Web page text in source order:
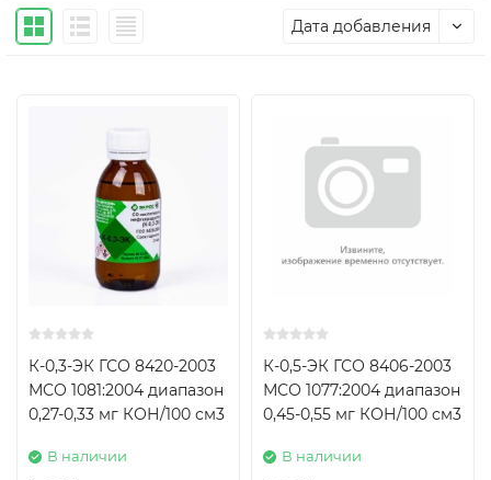
Дата добавления
К-0,3-ЭК ГСО 8420-2003
МСО 1081:2004 диапазон
0,27-0,33 мг КОН/100 см3
В наличии
К-0,5-ЭК ГСО 8406-2003
МСО 1077:2004 диапазон
0,45-0,55 мг КОН/100 см3
В наличии